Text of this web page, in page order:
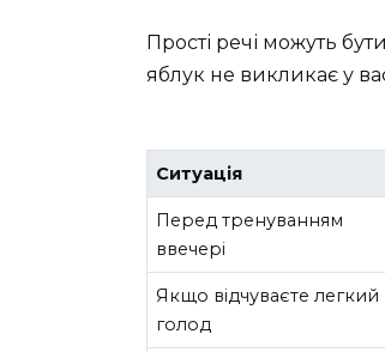
Прості речі можуть
яблук не викликає у
Ситуація
Перед тренуванням
ввечері
Якщо відчуваєте легкий
голод